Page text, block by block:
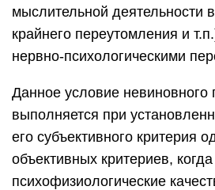
мыслительной деятельности
крайнего переутомления и
нервно-психологическими
Данное условие невиновного
выполняется при
его субъективного критерия
объективных критериев,
психофизиологические